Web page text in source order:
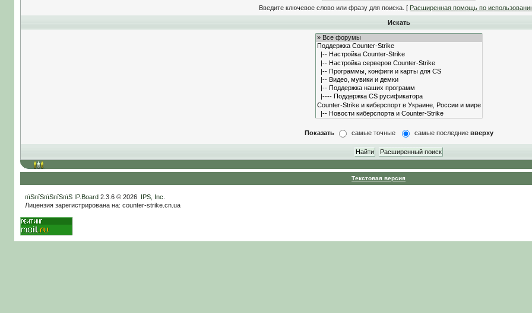
Введите ключевое слово или фразу для поиска. [ Расширенная помощь по
Искать
Показать самые точные самые последние вверху
Текстовая версия
пїЅпїЅпїЅпїЅпїЅ IP.Board2.3.6 © 2026 IPS, Inc
Лицензия зарегистрирована на: counter-strike.cn.ua